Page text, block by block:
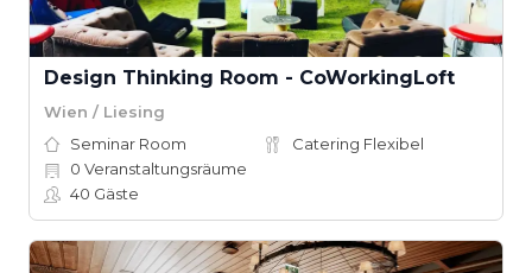
Design Thinking Room - CoWorkingLoft
Wien / Liesing
Seminar Room
Catering Flexibel
0 Veranstaltungsräume
40 Gäste